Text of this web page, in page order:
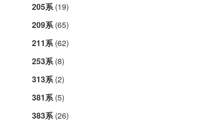
205系(19)
209系(65)
211系(62)
253系(8)
313系(2)
381系(5)
383系(26)